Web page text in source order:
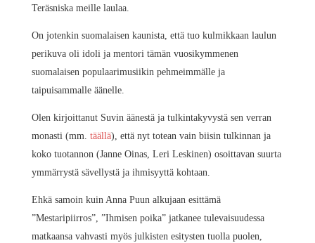
Teräsniska meille laulaa.
On jotenkin suomalaisen kaunista, että tuo kulmikkaan laulun
perikuva oli idoli ja mentori tämän vuosikymmenen
suomalaisen populaarimusiikin pehmeimmälle ja
taipuisammalle äänelle.
Olen kirjoittanut Suvin äänestä ja tulkintakyvystä sen verran
monasti (mm. täällä), että nyt totean vain biisin tulkinnan ja
koko tuotannon (Janne Oinas, Leri Leskinen) osoittavan suurta
ymmärrystä sävellystä ja ihmisyyttä kohtaan.
Ehkä samoin kuin Anna Puun alkujaan esittämä
”Mestaripiirros”, ”Ihmisen poika” jatkanee tulevaisuudessa
matkaansa vahvasti myös julkisten esitysten tuolla puolen,